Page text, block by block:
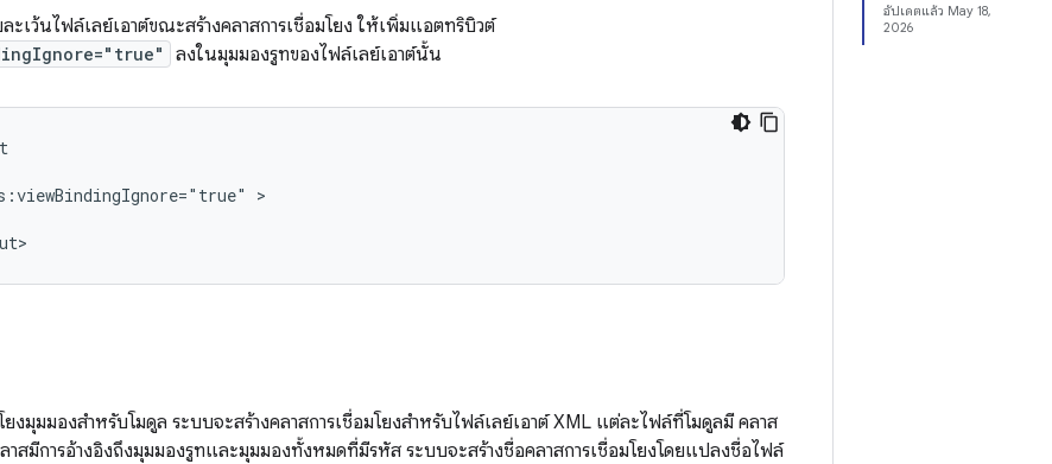
อัปเดตแล้ว May 18,
2026
ะเว้นไฟล์เลย์เอาต์ขณะสร้างคลาสการเชื่อมโยง ให้เพิ่มแอตทริบิวต์
ลงในมุมมองรูทของไฟล์เลย์เอาต์นั้น
ยงมุมมองสําหรับโมดูล ระบบจะสร้างคลาสการเชื่อมโยงสําหรับไฟล์เลย์เอาต์ XML แต่ละไฟล์ที่โมดูลมี คลาส
าสมีการอ้างอิงถึงมุมมองรูทและมุมมองทั้งหมดที่มีรหัส ระบบจะสร้างชื่อคลาสการเชื่อมโยงโดยแปลงชื่อไฟล์